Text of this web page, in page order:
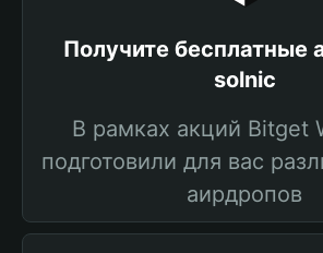
Получите бесплатные
solnic
В рамках акций Bitget
подготовили для вас
аирдропов